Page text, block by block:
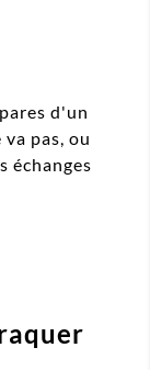
d'un
pas, ou
échanges